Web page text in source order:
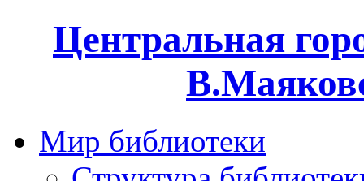
Центральная
Мир библиотеки